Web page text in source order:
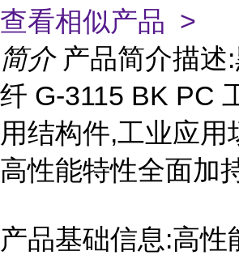
查看相似产品 >
简介 产品简介描述
纤 G-3115 BK PC
用结构件,工业应用
高性能特性全面加
产品基础信息:高性